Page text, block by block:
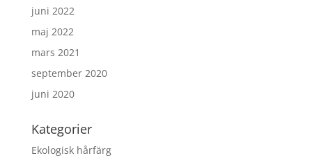
juni 2022
maj 2022
mars 2021
september 2020
juni 2020
Kategorier
Ekologisk hårfärg